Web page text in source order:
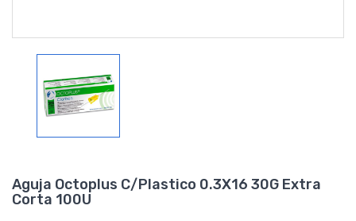
Aguja Octoplus C/Plastico 0.3X16 30G Extra
Corta 100U